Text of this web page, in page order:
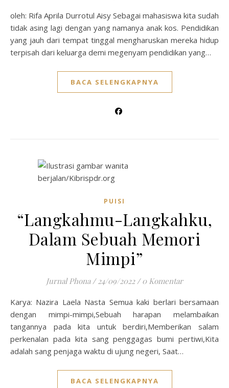
oleh: Rifa Aprila Durrotul Aisy Sebagai mahasiswa kita sudah
tidak asing lagi dengan yang namanya anak kos. Pendidikan
yang jauh dari tempat tinggal mengharuskan mereka hidup
terpisah dari keluarga demi megenyam pendidikan yang…
BACA SELENGKAPNYA
PUISI
“Langkahmu-Langkahku,
Dalam Sebuah Memori
Mimpi”
Jurnal Phona / 24/09/2022 / 0 Komentar
Karya: Nazira Laela Nasta Semua kaki berlari bersamaan
dengan mimpi-mimpi,Sebuah harapan melambaikan
tangannya pada kita untuk berdiri,Memberikan salam
perkenalan pada kita sang penggagas bumi pertiwi,Kita
adalah sang penjaga waktu di ujung negeri, Saat…
BACA SELENGKAPNYA